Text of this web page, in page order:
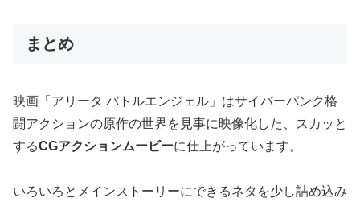
まとめ
映画「アリータ バトルエンジェル」はサイバーパンク格
闘アクションの原作の世界を見事に映像化した、スカッと
するCGアクションムービーに仕上がっています。
いろいろとメインストーリーにできるネタを少し詰め込み